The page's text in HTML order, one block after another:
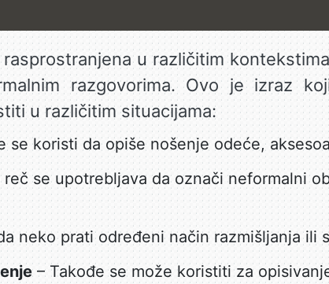
u različitim
razgovorima. Ovo je izraz
u različitim situacijama:
se koristi da opiše nošenje odeće,
se upotrebljava da označi neformalni
neko prati određeni način razmišljanja ili
– Takođe se može koristiti za